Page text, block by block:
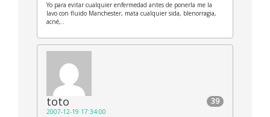
Yo para evitar cualquier enfermedad antes de ponerla me la
lavo con fluido Manchester, mata cualquier sida, blenorragia,
acné,..
39
toto
2007-12-19 17:34:00